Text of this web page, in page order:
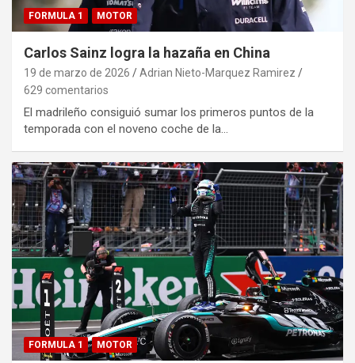
FORMULA 1 MOTOR
Carlos Sainz logra la hazaña en China
19 de marzo de 2026
Adrian Nieto-Marquez Ramirez
629 comentarios
El madrileño consiguió sumar los primeros puntos de la
temporada con el noveno coche de la…
FORMULA 1 MOTOR